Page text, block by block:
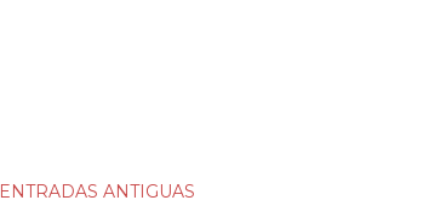
ENTRADAS ANTIGUAS